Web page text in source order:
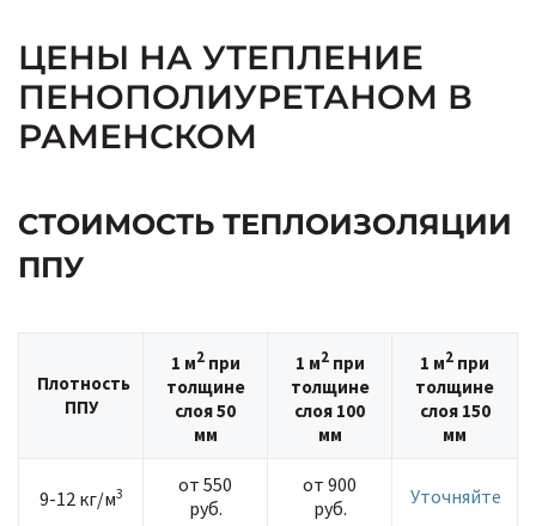
ЦЕНЫ НА УТЕПЛЕНИЕ
ПЕНОПОЛИУРЕТАНОМ В
РАМЕНСКОМ
СТОИМОСТЬ ТЕПЛОИЗОЛЯЦИИ
ППУ
Плотность
ППУ
1 м2при
толщине
слоя 50
мм
1 м2при
толщине
слоя 100
мм
1 м2 при
толщине
слоя 150
мм
9-12 кг/м3
от 550
руб.
от 900
руб.
Уточняйте